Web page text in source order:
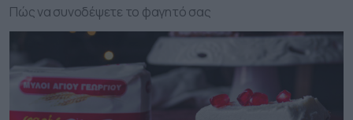
Πώς να συνοδέψετε το φαγητό σας